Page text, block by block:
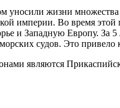
уносили жизни
империи. Во время
и Западную Европу. За
судов. Это
являются